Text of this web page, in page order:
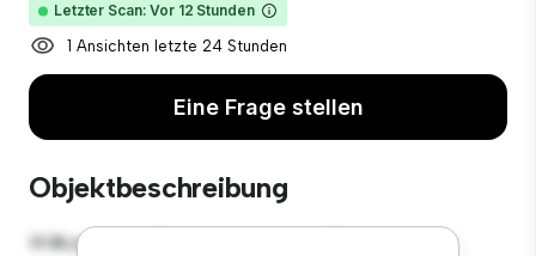
Letzter Scan: Vor 12 Stunden
1 Ansichten letzte 24 Stunden
Eine Frage stellen
Objektbeschreibung
Willkommen in Ihrem neuen urbanen Rückzugsort in